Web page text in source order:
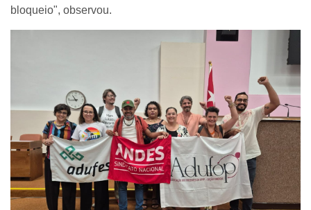
bloqueio", observou.